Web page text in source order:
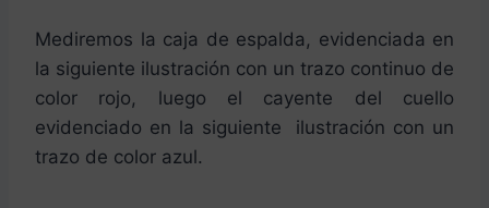
Mediremos la caja de espalda, evidenciada en
la siguiente ilustración con un trazo continuo de
color rojo, luego el cayente del cuello
evidenciado en la siguiente ilustración con un
trazo de color azul.